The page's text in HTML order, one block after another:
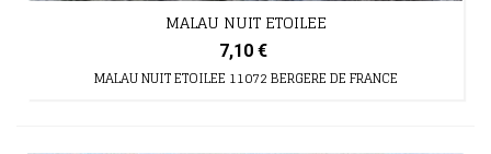
MALAU NUIT ETOILEE
7,10 €
MALAU NUIT ETOILEE 11072 BERGERE DE FRANCE